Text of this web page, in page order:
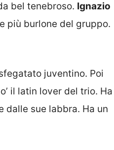
bel tenebroso. Ignazio
più burlone del gruppo.
juventino. Poi
il latin lover del trio. Ha
sue labbra. Ha un